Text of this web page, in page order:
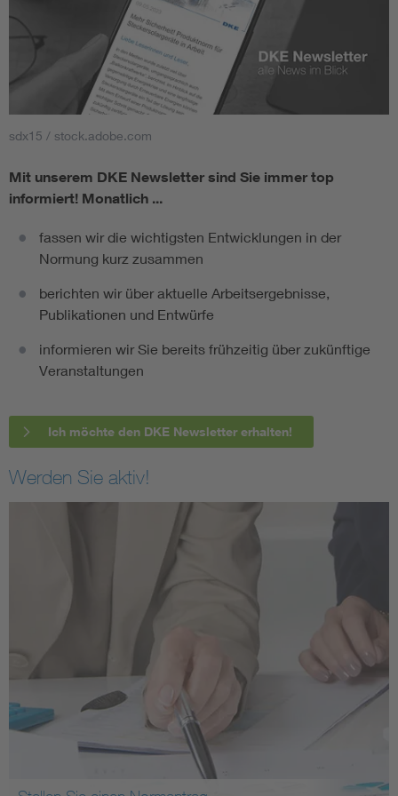
sdx15 / stock.adobe.com
Mit unserem DKE Newsletter sind Sie immer top
informiert! Monatlich ...
fassen wir die wichtigsten Entwicklungen in der
Normung kurz zusammen
berichten wir über aktuelle Arbeitsergebnisse,
Publikationen und Entwürfe
informieren wir Sie bereits frühzeitig über zukünftige
Veranstaltungen
Ich möchte den DKE Newsletter erhalten!
Werden Sie aktiv!